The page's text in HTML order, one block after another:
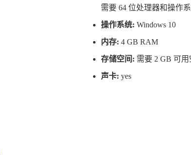
需要 64 位处理器和操作
操作系统: Windows 10
内存: 4 GB RAM
存储空间: 需要 2 GB 可用
声卡: yes